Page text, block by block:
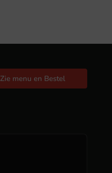
Zie menu en Bestel